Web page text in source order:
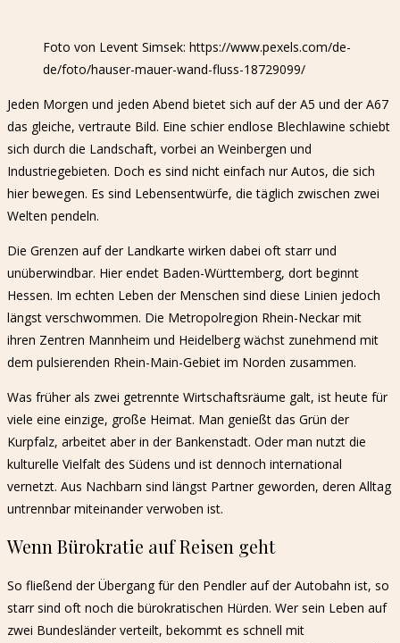
Foto von Levent Simsek: https://www.pexels.com/de-
de/foto/hauser-mauer-wand-fluss-18729099/
Jeden Morgen und jeden Abend bietet sich auf der A5 und der A67
das gleiche, vertraute Bild. Eine schier endlose Blechlawine schiebt
sich durch die Landschaft, vorbei an Weinbergen und
Industriegebieten. Doch es sind nicht einfach nur Autos, die sich
hier bewegen. Es sind Lebensentwürfe, die täglich zwischen zwei
Welten pendeln.
Die Grenzen auf der Landkarte wirken dabei oft starr und
unüberwindbar. Hier endet Baden-Württemberg, dort beginnt
Hessen. Im echten Leben der Menschen sind diese Linien jedoch
längst verschwommen. Die Metropolregion Rhein-Neckar mit
ihren Zentren Mannheim und Heidelberg wächst zunehmend mit
dem pulsierenden Rhein-Main-Gebiet im Norden zusammen.
Was früher als zwei getrennte Wirtschaftsräume galt, ist heute für
viele eine einzige, große Heimat. Man genießt das Grün der
Kurpfalz, arbeitet aber in der Bankenstadt. Oder man nutzt die
kulturelle Vielfalt des Südens und ist dennoch international
vernetzt. Aus Nachbarn sind längst Partner geworden, deren Alltag
untrennbar miteinander verwoben ist.
Wenn Bürokratie auf Reisen geht
So fließend der Übergang für den Pendler auf der Autobahn ist, so
starr sind oft noch die bürokratischen Hürden. Wer sein Leben auf
zwei Bundesländer verteilt, bekommt es schnell mit